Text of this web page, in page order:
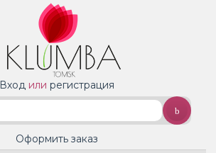
Вход или регистрация
Оформить заказ